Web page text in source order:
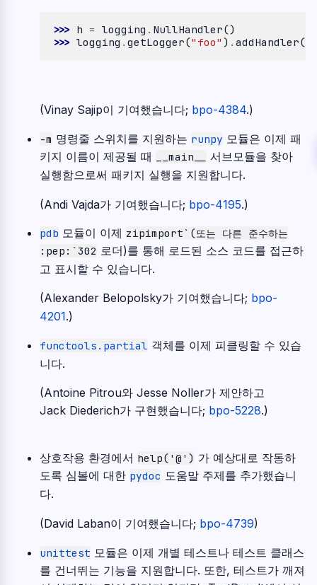
>>> h = logging . NullHandler()
>>> logging . getLogger("foo" ) . addHandler(
(Vinay Sajip이 기여했습니다; bpo-4384.)
-m 명령줄 스위치를 지원하는 runpy 모듈은 이제 패
키지 이름이 제공될 때
__main__
서브모듈을 찾아
실행함으로써 패키지 실행을 지원합니다.
(Andi Vajda가 기여했습니다; bpo-4195.)
pdb 모듈이 이제 zipimport`(또는 다른 준수하는
:pep:`302 로더)를 통해 로드된 소스 코드를 접근하
고 표시할 수 있습니다.
(Alexander Belopolsky가 기여했습니다; bpo-
4201.)
functools.partial 객체를 이제 피클링할 수 있습
니다.
(Antoine Pitrou와 Jesse Noller가 제안하고
Jack Diederich가 구현했습니다; bpo-5228.)
상호작용 환경에서 help('@') 가 예상대로 작동하
도록 심볼에 대한 pydoc 도움말 주제를 추가했습니
다.
(David Laban이 기여했습니다; bpo-4739)
unittest 모듈은 이제 개별 테스트나 테스트 클래스
를 건너뛰는 기능을 지원합니다. 또한, 테스트가 깨져